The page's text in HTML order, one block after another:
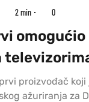
2 min 0
omogućio
proizvođač koji
ažuriranja za